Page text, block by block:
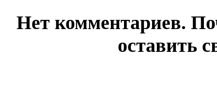
Нет комментариев.
оставить